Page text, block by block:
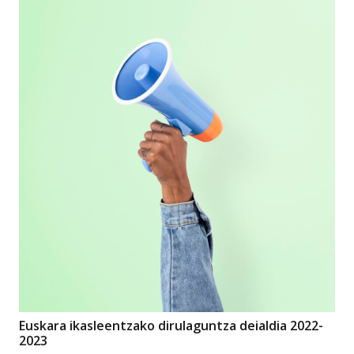
Euskara ikasleentzako dirulaguntza deialdia 2022-
2023